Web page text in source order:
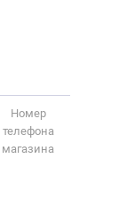
Номер
телефона
магазина